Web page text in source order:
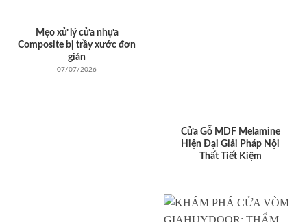
Mẹo xử lý cửa nhựa
Composite bị trầy xước đơn
giản
07/07/2026
Cửa Gỗ MDF Melamine
Hiện Đại Giải Pháp Nội
Thất Tiết Kiệm